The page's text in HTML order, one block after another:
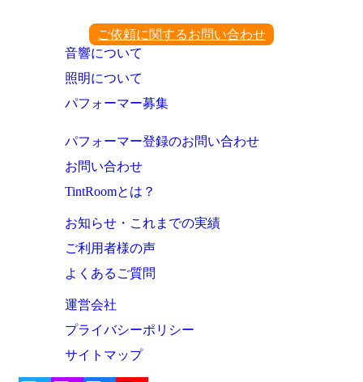
ご依頼に関するお問い合わせ
音響について
照明について
パフォーマー募集
パフォーマー登録のお問い合わせ
お問い合わせ
TintRoomとは？
お知らせ・これまでの実績
ご利用者様の声
よくあるご質問
運営会社
プライバシーポリシー
サイトマップ